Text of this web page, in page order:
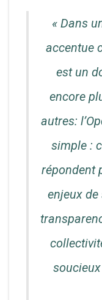
« Dans
accentue
est un
encore
autres:
simple :
répondent
enjeux